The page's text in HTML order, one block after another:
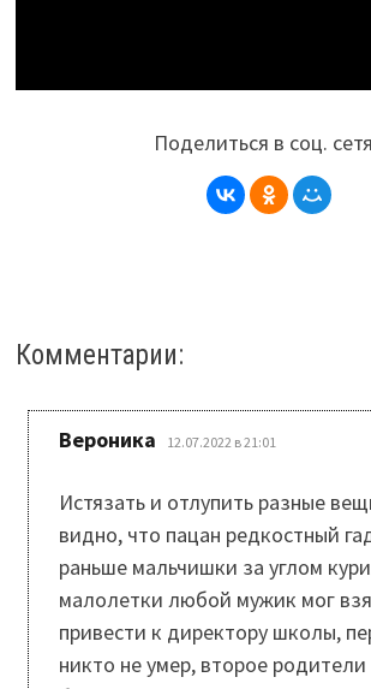
Поделиться в соц.
Комментарии:
Вероника 12.07.2022 в 21:01
Истязать и отлупить разные
видно, что пацан редкостный
раньше мальчишки за углом
малолетки любой мужик мог
привести к директору школы,
никто не умер, второе